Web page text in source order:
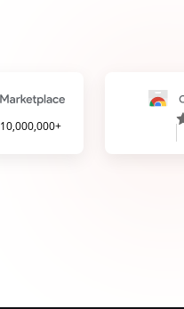
10,000,000+